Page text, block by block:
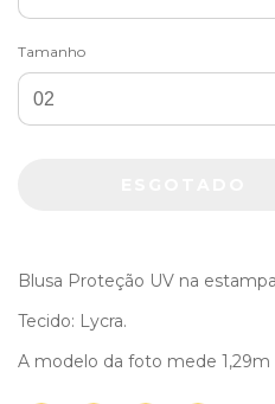
Tamanho
Blusa Proteção UV na
Tecido: Lycra.
A modelo da foto mede